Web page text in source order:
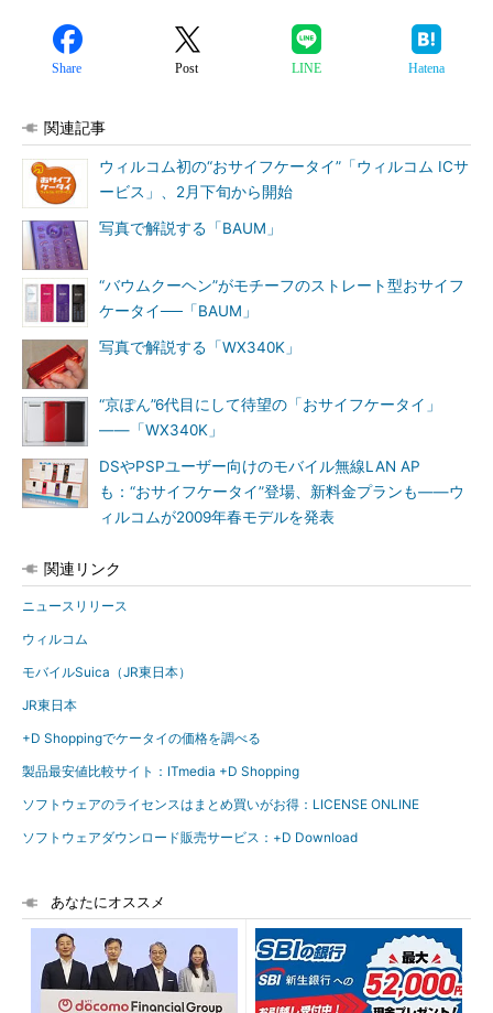
Share Post LINE Hatena
関連記事
ウィルコム初の“おサイフケータイ”「ウィルコム ICサ
ービス」、2月下旬から開始
写真で解説する「BAUM」
“バウムクーヘン”がモチーフのストレート型おサイフ
ケータイ──「BAUM」
写真で解説する「WX340K」
“京ぽん”6代目にして待望の「おサイフケータイ」
――「WX340K」
DSやPSPユーザー向けのモバイル無線LAN AP
も：“おサイフケータイ”登場、新料金プランも――ウ
ィルコムが2009年春モデルを発表
関連リンク
ニュースリリース
ウィルコム
モバイルSuica（JR東日本）
JR東日本
+D Shoppingでケータイの価格を調べる
製品最安値比較サイト：ITmedia +D Shopping
ソフトウェアのライセンスはまとめ買いがお得：LICENSE ONLINE
ソフトウェアダウンロード販売サービス：+D Download
あなたにオススメ